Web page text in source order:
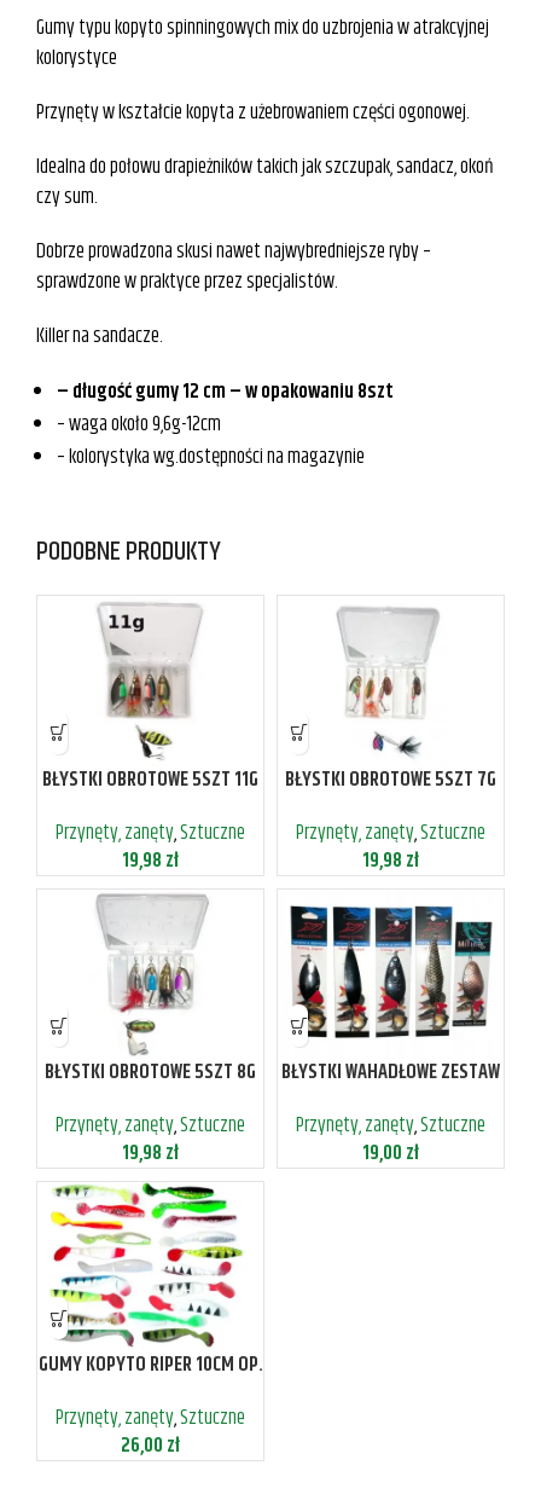
Gumy typu kopyto spinningowych mix do uzbrojenia w atrakcyjnej
kolorystyce
Przynęty w kształcie kopyta z użebrowaniem części ogonowej.
Idealna do połowu drapieżników takich jak szczupak, sandacz, okoń
czy sum.
Dobrze prowadzona skusi nawet najwybredniejsze ryby –
sprawdzone w praktyce przez specjalistów.
Killer na sandacze.
– długość gumy 12 cm – w opakowaniu 8szt
– waga około 9,6g-12cm
– kolorystyka wg.dostępności na magazynie
PODOBNE PRODUKTY
BŁYSTKI OBROTOWE 5SZT 11G
Przynęty, zanęty,Sztuczne
19,98zł
BŁYSTKI OBROTOWE 5SZT 7G
Przynęty, zanęty,Sztuczne
19,98zł
BŁYSTKI OBROTOWE 5SZT 8G
Przynęty, zanęty,Sztuczne
19,98zł
BŁYSTKI WAHADŁOWE ZESTAW
Przynęty, zanęty,Sztuczne
19,00zł
GUMY KOPYTO RIPER 10CM OP.
Przynęty, zanęty,Sztuczne
26,00zł